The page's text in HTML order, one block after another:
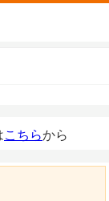
こちらから